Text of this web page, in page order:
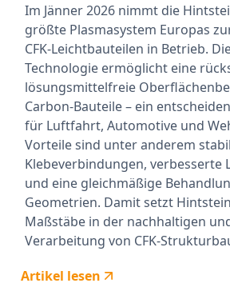
Im Jänner 2026 nimmt die
größte Plasmasystem Europas
CFK-Leichtbauteilen in Betrieb.
Technologie ermöglicht eine
lösungsmittelfreie
Carbon-Bauteile – ein
für Luftfahrt, Automotive und
Vorteile sind unter anderem
Klebeverbindungen, verbesserte
und eine gleichmäßige
Geometrien. Damit setzt
Maßstäbe in der nachhaltigen
Verarbeitung von CFK-
Artikel lesen